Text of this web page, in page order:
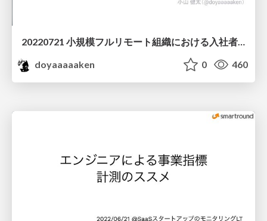
20220721 小規模フルリモート組織における入社者オンボーディング設計
doyaaaaaken
0 460